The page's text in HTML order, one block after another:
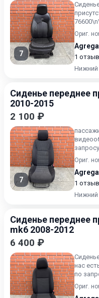
7
Ориг.
1 отзыв
Сиденье переднее
2010-2015
2 100 ₽
7
Ориг.
1 отзыв
Сиденье переднее
mk6 2008-2012
6 400 ₽
нас
по
Ориг.